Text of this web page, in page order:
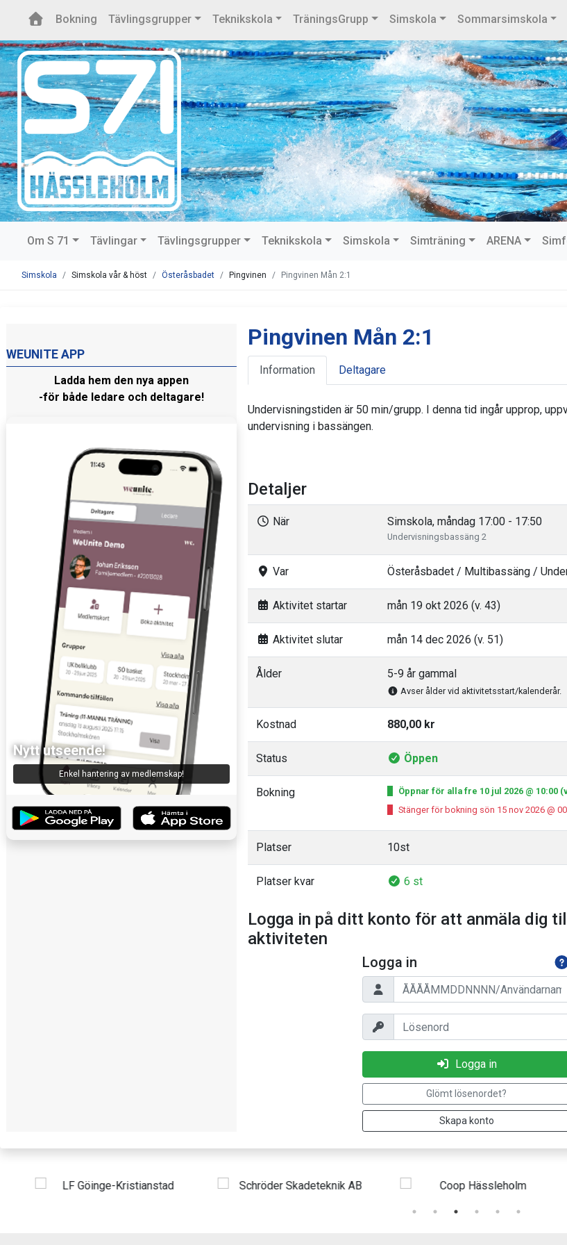
Bokning Tävlingsgrupper Teknikskola TräningsGrupp Simskola Sommarsimskola
Om S 71 Tävlingar Tävlingsgrupper Teknikskola Simskola Simträning ARENA
Simskola Simskola vår & höst Österåsbadet Pingvinen Pingvinen Mån 2:1
WEUNITE APP
Ladda hem den nya appen
-för både ledare och deltagare!
Nytt utseende!
Enkel hantering av medlemskap!
Pingvinen Mån 2:1
Information Deltagare
Undervisningstiden är 50 min/grupp. I denna tid ingår upprop,
undervisning i bassängen.
Detaljer
När Simskola, måndag 17:00 - 17:50
Undervisningsbassäng 2
Var Österåsbadet / Multibassäng /
Aktivitet startar mån 19 okt 2026 (v. 43)
Aktivitet slutar mån 14 dec 2026 (v. 51)
Ålder 5-9 år gammal
Avser ålder vid aktivitetsstart/kalenderår.
Kostnad 880,00 kr
Status Öppen
Bokning
Öppnar för alla fre 10 jul 2026 @ 10:00
Stänger för bokning sön 15 nov 2026 @
Platser 10st
Platser kvar 6 st
Logga in på ditt konto för att anmäla dig
aktiviteten
Logga in
Personnummer/Användarnamn
Lösenord
Logga in
Glömt lösenordet?
Skapa konto